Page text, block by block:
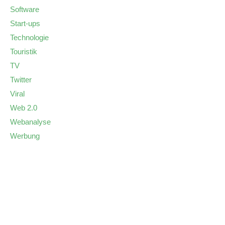
Software
Start-ups
Technologie
Touristik
TV
Twitter
Viral
Web 2.0
Webanalyse
Werbung